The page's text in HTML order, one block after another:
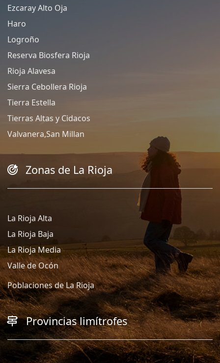
Ezcaray Alto Oja
Haro
Logroño
Reserva Biosfera Rioja
Rioja Alavesa
Sierra Cebollera Rioja
Tierra Estella
Tierras Altas y Cidacos
Valvanera,San Millan
Zonas de La Rioja
La Rioja Alta
La Rioja Baja
La Rioja Media
Valle de Ocón
Poblaciones de La Rioja
Provincias limítrofes